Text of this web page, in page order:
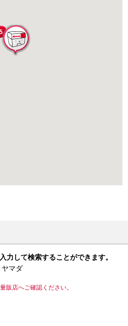
力して検索することができます。
マダ
販店へご確認ください。